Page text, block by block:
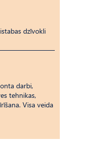
dzīvokli
darbi,
tehnikas,
Visa veida